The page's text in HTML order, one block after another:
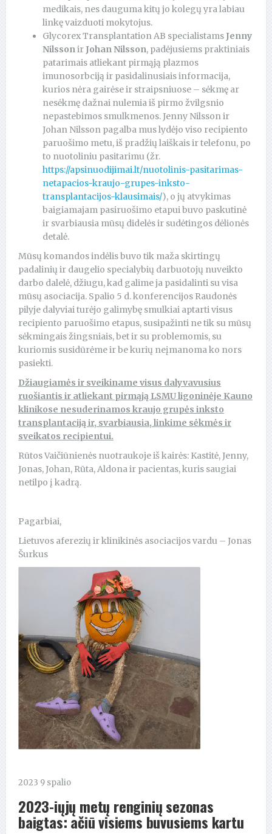
medikais, nes dauguma kitų jo kolegų yra labiau
linkę vaizduoti mokytojus.
Glycorex Transplantation AB specialistams Jenny
Nilssonir Johan Nilsson, padėjusiems praktiniais
patarimais atliekant pirmąją plazmos
imunosorbciją ir pasidalinusiais informacija,
kurios nėra gairėse ir straipsniuose – sėkmę ar
nesėkmę dažnai nulemia iš pirmo žvilgsnio
nepastebimos smulkmenos. Jenny Nilsson ir
Johan Nilsson pagalba mus lydėjo viso recipiento
paruošimo metu, iš pradžių laiškais ir telefonu, po
to nuotoliniu pasitarimu (žr.
https://apsinuodijimai.lt/nuotolinis-pasitarimas-
netapacios-kraujo-grupes-inksto-
transplantacijos-klausimais/), o jų atvykimas
baigiamajam pasiruošimo etapui buvo paskutinė
ir svarbiausia mūsų didelės ir sudėtingos dėlionės
detalė.
Mūsų komandos indėlis buvo tik maža skirtingų
padalinių ir daugelio specialybių darbuotojų nuveikto
darbo dalelė, džiugu, kad galime ja pasidalinti su visa
mūsų asociacija. Spalio 5 d. konferencijos Raudonės
pilyje dalyviai turėjo galimybę smulkiai aptarti visus
recipiento paruošimo etapus, susipažinti ne tik su mūsų
sėkmingais žingsniais, bet ir su problemomis, su
kuriomis susidūrėme ir be kurių neįmanoma ko nors
pasiekti.
Džiaugiamės ir sveikiname visus dalyvavusius
ruošiantis ir atliekant pirmąją LSMU ligoninėje Kauno
klinikose nesuderinamos kraujo grupės inksto
transplantaciją ir, svarbiausia, linkime sėkmės ir
sveikatos recipientui.
Rūtos Vaičiūnienės nuotraukoje iš kairės: Kastitė, Jenny,
Jonas, Johan, Rūta, Aldona ir pacientas, kuris saugiai
netilpo į kadrą.
Pagarbiai,
Lietuvos aferezių ir klinikinės asociacijos vardu – Jonas
Šurkus
2023 9 spalio
2023-iųjų metų renginių sezonas
baigtas: ačiū visiems buvusiems kartu